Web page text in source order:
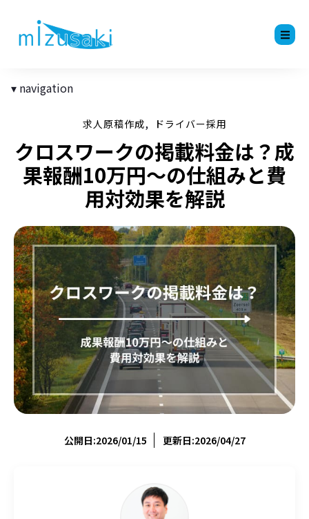
navigation
求人原稿作成, ドライバー採用
クロスワークの掲載料金は？成
果報酬10万円〜の仕組みと費
用対効果を解説
公開日:2026/01/15 更新日:2026/04/27